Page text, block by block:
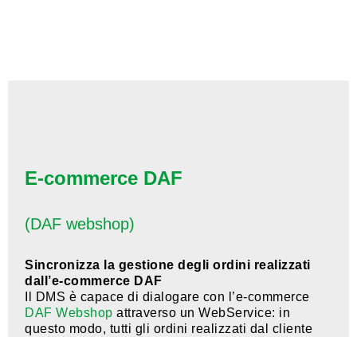
E-commerce DAF
(DAF webshop)
Sincronizza la gestione degli ordini realizzati
dall’e-commerce DAF
Il DMS è capace di dialogare con l’e-commerce
DAF Webshop attraverso un WebService: in
questo modo, tutti gli ordini realizzati dal cliente